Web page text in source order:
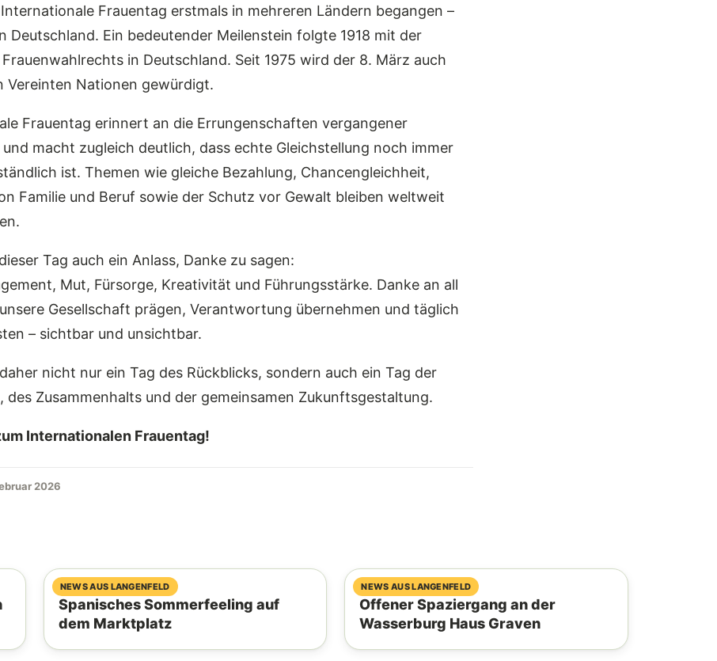
Internationale Frauentag erstmals in mehreren Ländern begangen –
Deutschland. Ein bedeutender Meilenstein folgte 1918 mit der
in Deutschland. Seit 1975 wird der 8. März auch
Vereinten Nationen gewürdigt.
Frauentag erinnert an die Errungenschaften vergangener
und macht zugleich deutlich, dass echte Gleichstellung noch immer
ist. Themen wie gleiche Bezahlung, Chancengleichheit,
Familie und Beruf sowie der Schutz vor Gewalt bleiben weltweit
Tag auch ein Anlass, Danke zu sagen:
Mut, Fürsorge, Kreativität und Führungsstärke. Danke an all
Gesellschaft prägen, Verantwortung übernehmen und täglich
– sichtbar und unsichtbar.
nicht nur ein Tag des Rückblicks, sondern auch ein Tag der
des Zusammenhalts und der gemeinsamen Zukunftsgestaltung.
Internationalen Frauentag!
2026
NEWS AUS LANGENFELD
06. August 2026
Spanisches Sommerfeeling auf
dem Marktplatz
NEWS AUS LANGENFELD
04. August 2026
Offener Spaziergang an der
Wasserburg Haus Graven